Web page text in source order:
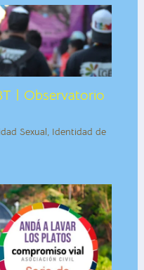
| Observatorio
Sexual, Identidad de